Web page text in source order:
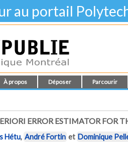
au portail
À propos Déposer Parcourir
ERROR ESTIMATOR FOR
Hétu, André Fortin et Dominique